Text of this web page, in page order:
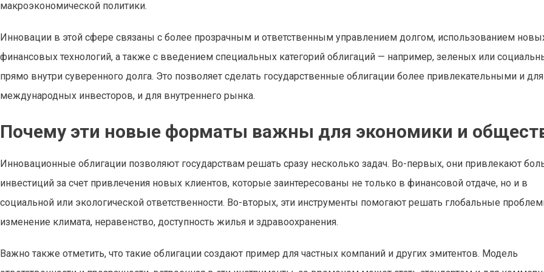
макроэкономической политики.
Инновации в этой сфере связаны с более прозрачным и ответственным управлением долгом, использованием
финансовых технологий, а также с введением специальных категорий облигаций — например, зеленых или
прямо внутри суверенного долга. Это позволяет сделать государственные облигации более привлекательными и для
международных инвесторов, и для внутреннего рынка.
Почему эти новые форматы важны для экономики и
Инновационные облигации позволяют государствам решать сразу несколько задач. Во-первых, они привлекают
инвестиций за счет привлечения новых клиентов, которые заинтересованы не только в финансовой отдаче, но и в
социальной или экологической ответственности. Во-вторых, эти инструменты помогают решать глобальные
изменение климата, неравенство, доступность жилья и здравоохранения.
Важно также отметить, что такие облигации создают пример для частных компаний и других эмитентов. Модель